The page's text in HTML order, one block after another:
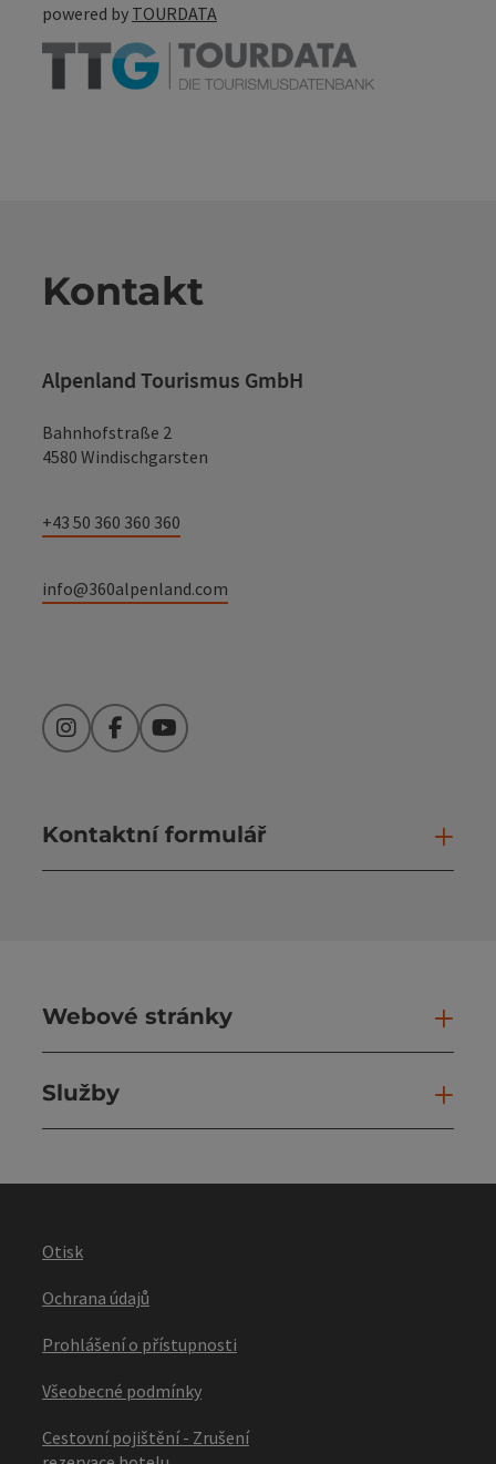
powered by TOURDATA
Kontakt
Alpenland Tourismus GmbH
Bahnhofstraße 2
4580 Windischgarsten
+43 50 360 360 360
info@360alpenland.com
InstagramFacebookYouTube
Kontaktní formulář
Webové stránky
Služby
Otisk
Ochrana údajů
Prohlášení o přístupnosti
Všeobecné podmínky
Cestovní pojištění - Zrušení